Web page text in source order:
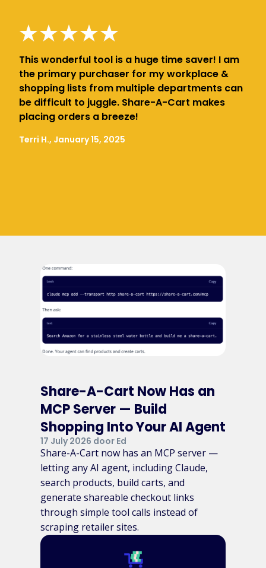
This wonderful tool is a huge time saver! I am
the primary purchaser for my workplace &
shopping lists from multiple departments can
be difficult to juggle. Share-A-Cart makes
placing orders a breeze!
Terri H., January 15, 2025
Share-A-Cart Now Has an
MCP Server — Build
Shopping Into Your AI Agent
17 July 2026 door Ed
Share-A-Cart now has an MCP server —
letting any AI agent, including Claude,
search products, build carts, and
generate shareable checkout links
through simple tool calls instead of
scraping retailer sites.